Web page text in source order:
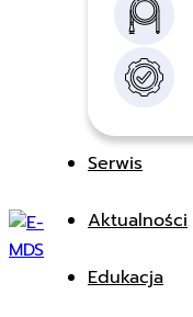
Serwis
Aktualności
Edukacja